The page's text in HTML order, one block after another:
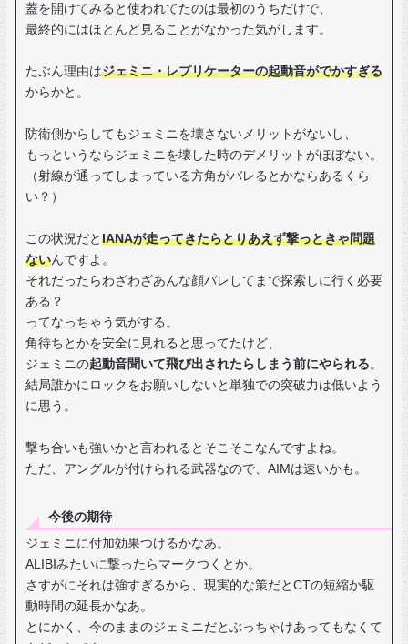
蓋を開けてみると使われてたのは最初のうちだけで、
最終的にはほとんど見ることがなかった気がします。
たぶん理由はジェミニ・レプリケーターの起動音がでかすぎる
からかと。
防衛側からしてもジェミニを壊さないメリットがないし、
もっというならジェミニを壊した時のデメリットがほぼない。
（射線が通ってしまっている方角がバレるとかならあるくら
い？）
この状況だと IANAが走ってきたらとりあえず撃っときゃ問題
ないんですよ。
それだったらわざわざあんな顔バレしてまで探索しに行く必要
ある？
ってなっちゃう気がする。
角待ちとかを安全に見れると思ってたけど、
ジェミニの起動音聞いて飛び出されたらしまう前にやられる 。
結局誰かにロックをお願いしないと単独での突破力は低いよう
に思う。
撃ち合いも強いかと言われるとそこそこなんですよね。
ただ、アングルが付けられる武器なので、AIMは速いかも。
今後の期待
ジェミニに付加効果つけるかなあ。
ALIBIみたいに撃ったらマークつくとか。
さすがにそれは強すぎるから、現実的な策だとCTの短縮か駆
動時間の延長かなあ。
とにかく、今のままのジェミニだとぶっちゃけあってもなくて